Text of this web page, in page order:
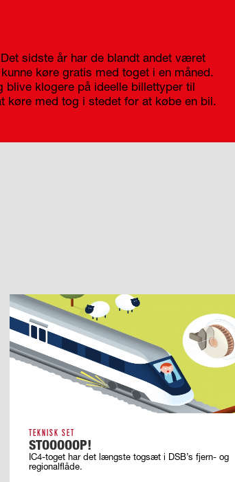
sidste år har de blandt andet været
køre gratis med toget i en måned.
blive klogere på ideelle billettyper til
køre med tog i stedet for at købe en bil.
TEKNISK SET
STOOOOOP!
IC4-toget har det længste togsæt i DSB’s fjern- og
regionalflåde.